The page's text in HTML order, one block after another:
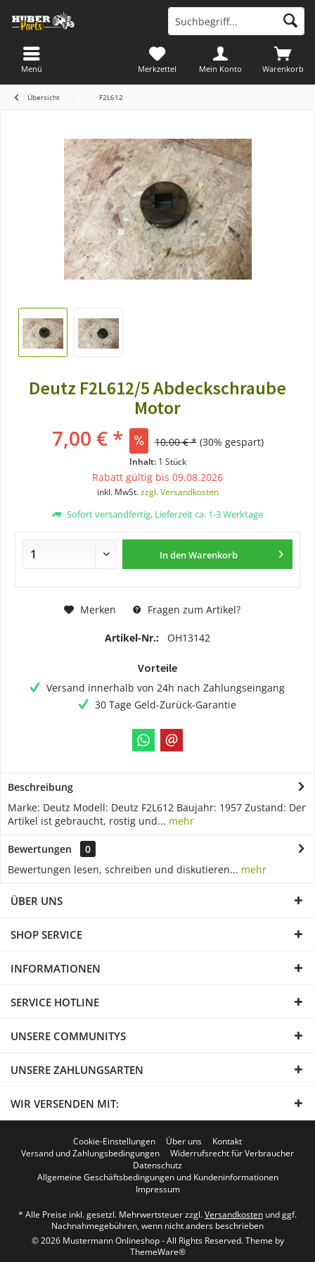
Warenkorb
Merkzettel Mein Konto
Menü
Übersicht F2L612
Deutz F2L612/5 Abdeckschraube
Motor
7,00 € * 10,00 € * (30% gespart)
Inhalt: 1 Stück
Rabatt gültig bis 09.08.2026
inkl. MwSt.zzgl. Versandkosten
Sofort versandfertig, Lieferzeit ca. 1-3 Werktage
In denWarenkorb
Merken Fragen zum Artikel?
Artikel-Nr.: OH13142
Vorteile
Versand innerhalb von 24h nach Zahlungseingang
30 Tage Geld-Zurück-Garantie
Beschreibung
Marke: Deutz Modell: Deutz F2L612 Baujahr: 1957 Zustand: Der
Artikel ist gebraucht, rostig und... mehr
Bewertungen
0
Bewertungen lesen, schreiben und diskutieren... mehr
ÜBER UNS
SHOP SERVICE
INFORMATIONEN
SERVICE HOTLINE
UNSERE COMMUNITYS
UNSERE ZAHLUNGSARTEN
WIR VERSENDEN MIT:
Cookie-Einstellungen Über uns
Kontakt
Versand und Zahlungsbedingungen
Widerrufsrecht für Verbraucher
Datenschutz
Allgemeine Geschäftsbedingungen und Kundeninformationen
Impressum
* Alle Preise inkl. gesetzl. Mehrwertsteuer zzgl.Versandkosten und ggf.
Nachnahmegebühren, wenn nicht anders beschrieben
© 2026 Mustermann Onlineshop - All Rights Reserved. Theme by
ThemeWare®